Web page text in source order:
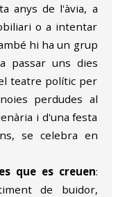
anys de l'àvia, a
o a intentar
hi ha un grup
passar uns dies
teatre polític per
perdudes al
i d'una festa
se celebra en
que es creuen:
de buidor,